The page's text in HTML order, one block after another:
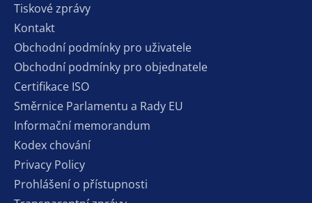
Tiskové zprávy
Kontakt
Obchodní podmínky pro uživatele
Obchodní podmínky pro objednatele
Certifikace ISO
Směrnice Parlamentu a Rady EU
Informační memorandum
Kodex chování
Privacy Policy
Prohlášení o přístupnosti